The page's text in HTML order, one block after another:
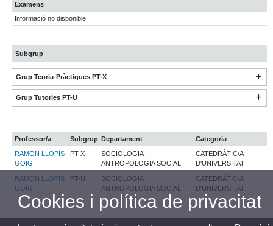
Examens
Informació no disponible
Subgrup
Grup Teoria-Pràctiques PT-X
Grup Tutories PT-U
Professor/a Subgrup Departament
Categoria
RAMON LLOPIS
GOIG
PT-X
SOCIOLOGIA I
ANTROPOLOGIA SOCIAL
CATEDRÀTIC/A
D'UNIVERSITAT
RAMON LLOPIS
GOIG
PT-U
SOCIOLOGIA I
ANTROPOLOGIA SOCIAL
CATEDRÀTIC/A
D'UNIVERSITAT
Cookies i política de privacitat